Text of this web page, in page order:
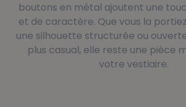
boutons en métal ajoutent une
et de caractère. Que vous la
une silhouette structurée ou
plus casual, elle reste une pièce
votre vestiaire.